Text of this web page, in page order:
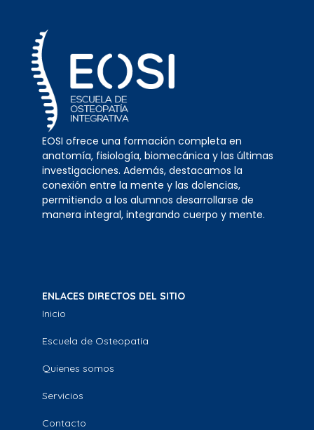
EOSI ofrece una formación completa en
anatomía, fisiología, biomecánica y las últimas
investigaciones. Además, destacamos la
conexión entre la mente y las dolencias,
permitiendo a los alumnos desarrollarse de
manera integral, integrando cuerpo y mente.
ENLACES DIRECTOS DEL SITIO
Inicio
Escuela de Osteopatía
Quienes somos
Servicios
Contacto